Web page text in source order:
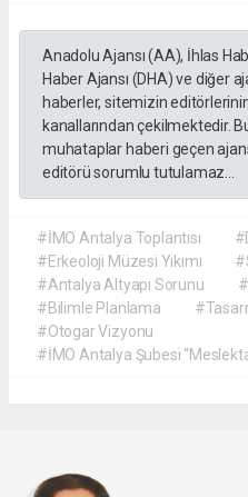
Anadolu Ajansı (AA), İhlas
Haber Ajansı (DHA) ve diğer
haberler, sitemizin
kanallarından çekilmektedir.
muhataplar haberi geçen
editörü sorumlu tutulamaz...
#İMO Antalya Toplantısı
#Erkeoloji Müzesi Yıkımı
#Antalya Altyapı Sorunu
#Bilimle Planlama
#Otogar Vizyonu
#İMO Antalya Şubesi